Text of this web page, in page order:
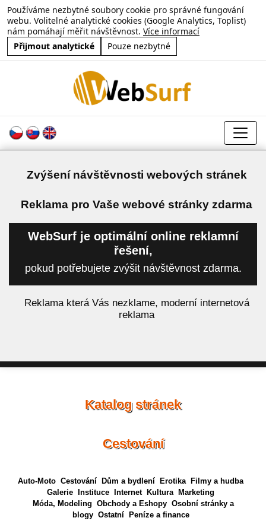
Používáme nezbytné soubory cookie pro správné fungování
webu. Volitelné analytické cookies (Google Analytics, Toplist)
nám pomáhají měřit návštěvnost. Více informací
Přijmout analytické
Pouze nezbytné
Zvýšení návštěvnosti webových stránek
Reklama pro Vaše webové stránky zdarma
WebSurf je optimální online reklamní
řešení,
pokud potřebujete zvýšit návštěvnost zdarma.
Reklama která Vás nezklame, moderní internetová
reklama
Katalog stránek
Cestování
Auto-Moto Cestování Dům a bydlení Erotika
Filmy a hudba
Galerie
Instituce Internet Kultura
Marketing
Móda, Modeling Obchody a Eshopy Osobní stránky a
blogy Ostatní
Peníze a finance